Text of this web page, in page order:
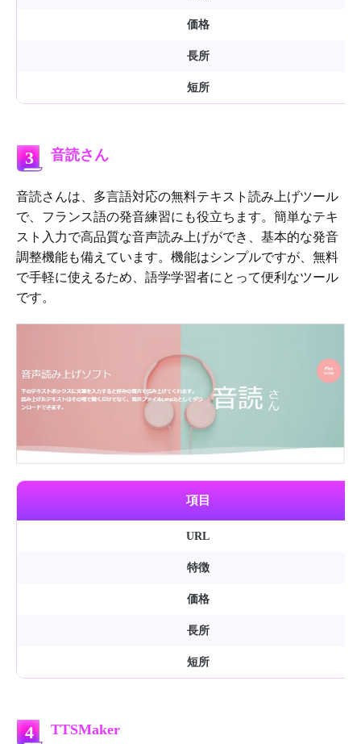
価格
長所
短所
3 音読さん
音読さんは、多言語対応の無料テキスト読み上げツール
で、フランス語の発音練習にも役立ちます。簡単なテキ
スト入力で高品質な音声読み上げができ、基本的な発音
調整機能も備えています。機能はシンプルですが、無料
で手軽に使えるため、語学学習者にとって便利なツール
です。
項目
URL
特徴
価格
長所
短所
4 TTSMaker